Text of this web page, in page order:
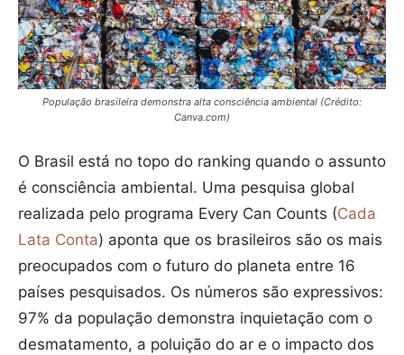
População brasileira demonstra alta consciência ambiental (Crédito:
Canva.com)
O Brasil está no topo do ranking quando o assunto
é consciência ambiental. Uma pesquisa global
realizada pelo programa Every Can Counts (Cada
Lata Conta) aponta que os brasileiros são os mais
preocupados com o futuro do planeta entre 16
países pesquisados. Os números são expressivos:
97% da população demonstra inquietação com o
desmatamento, a poluição do ar e o impacto dos